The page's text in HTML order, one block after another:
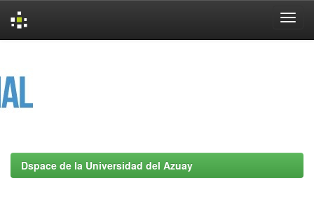
Dspace de la Universidad del Azuay